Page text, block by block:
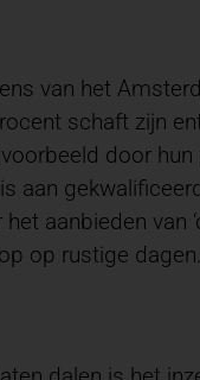
van het
schaft zijn
door
aanbieden van
op rustige